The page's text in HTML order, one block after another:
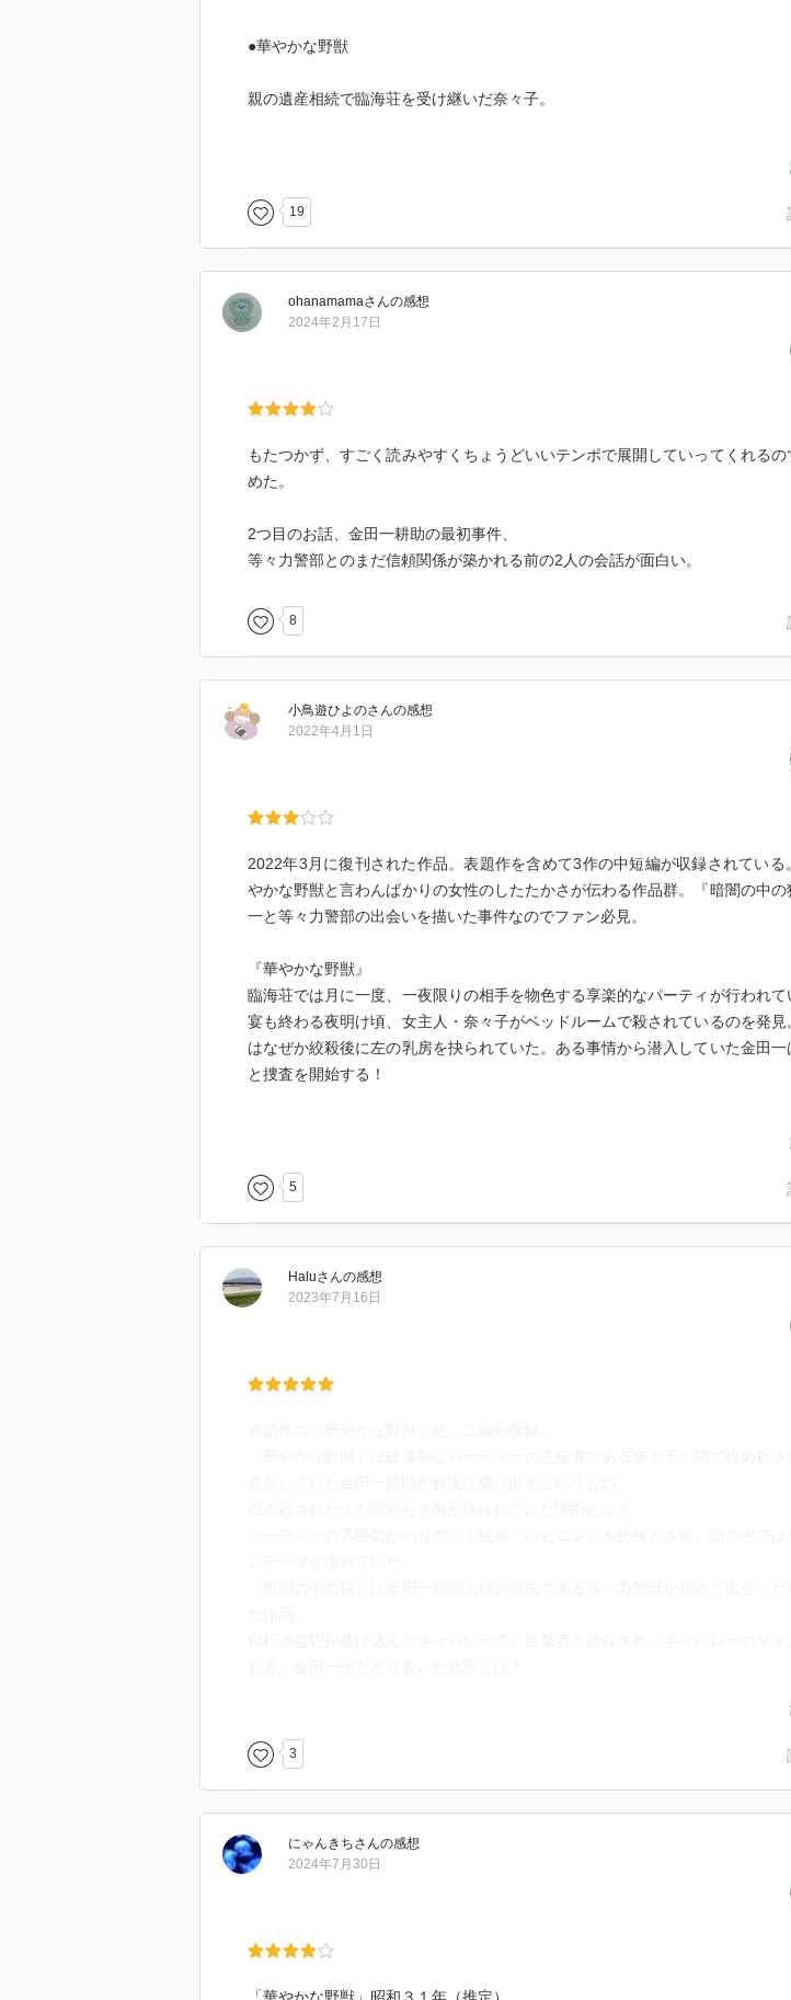
●華やかな野獣
親の遺産相続で臨海荘を受け継いだ奈々子。
すごいね…
著名人ばかりが集まるパーティなので、そりゃ儲かりますね。
トリックに多少無理矢理感がありましたが、さすが金田一。
それにしても、警察は金田一耕助に頼りっぱなしだな(*´艸`)
他、短編が2作収録されています。
●暗闇の中の猫
銀行から盗まれた70万円が、キャバレーの中に隠されている？
被害者は亡くなる前「猫だ！」と叫ぶのだが…。
犯人の腕前がすごい…笑
皆怪しくて、犯人推理放棄して楽しく読みました(*ˊᗜˋ)
●睡れる花嫁
アトリエに住む画家は妻を溺愛し、病死後も妻に死姦。逮捕されるという事件
数年後、アトリエの側で警察官が何者かに殺される。
アトリエの中には盗まれた女の死体が…。
イカれてる。
でも、ただの犯罪者ではなく、妻への愛があるからすごくいい(º﹃º )
すっきり♡
19
ohanamamaさんの感想
2024年2月17日
もたつかず、すごく読みやすくちょうどいいテンポで展開していってくれるの
めた。
2つ目のお話、金田一耕助の最初事件、
等々力警部とのまだ信頼関係が築かれる前の2人の会話が面白い。
8
小鳥遊ひよのさんの感想
2022年4月1日
2022年3月に復刊された作品。表題作を含めて3作の中短編が収録されている
やかな野獣と言わんばかりの女性のしたたかさが伝わる作品群。『暗闇の中の
一と等々力警部の出会いを描いた事件なのでファン必見。
『華やかな野獣』
臨海荘では月に一度、一夜限りの相手を物色する享楽的なパーティが行われて
宴も終わる夜明け頃、女主人・奈々子がベッドルームで殺されているのを発見
はなぜか絞殺後に左の乳房を抉られていた。ある事情から潜入していた金田一
と捜査を開始する！
肉食的な雰囲気。妖艶な霧に巻かれる始まりからは想像できないほど、本格
なっていて面白かった。ちぐはぐな被害者の服装、現場の状況、ダイイングメ
消えた白いセーターの男。素顔を見ようとするほどに、真実は仮面で覆い隠さ
『暗闇の中の猫』
銀行強盗によって奪われた70万円。二人組らしき犯人はキャバレーとして改装
で撃たれ、お金は消失。しかし、使われないまま五か月の月日が過ぎた。そん
の驚くべき犯行を解き明かせるのか。
『睡れる花嫁』(人面瘡にも収録)
を部屋で愛し続けた男。その出獄とともに繰り返される事件の真相とは──。
50ページほどの短編ながら、丁寧に張られた伏線で思わぬ結末を用意してくれ
が。犯人の目星はついたものの、その一段上のサプライズは気づかなかった
テスクさと花嫁というキーワードのコントラストが実に不気味。歪んだ人の
いとして伝わってくる物語。
「陰惨にして凶悪、凶悪にして不潔」と予告されただけある醜悪さ。それにし
5
Haluさんの感想
2023年7月16日
どれも横溝正史の世界観を味わえる傑作短編集である。
3
にゃんきちさんの感想
2024年7月30日